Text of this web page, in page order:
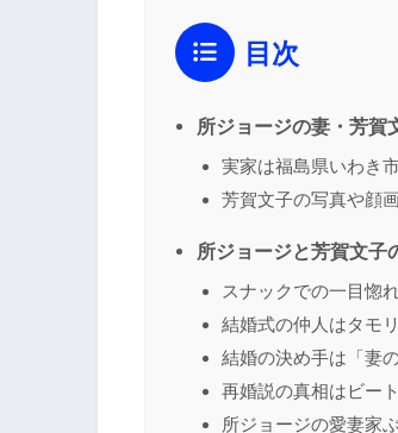
目次
所ジョージの妻・芳賀
実家は福島県いわき
芳賀文子の写真や顔
所ジョージと芳賀文子
スナックでの一目惚
結婚式の仲人はタモ
結婚の決め手は「妻
再婚説の真相はビー
所ジョージの愛妻家